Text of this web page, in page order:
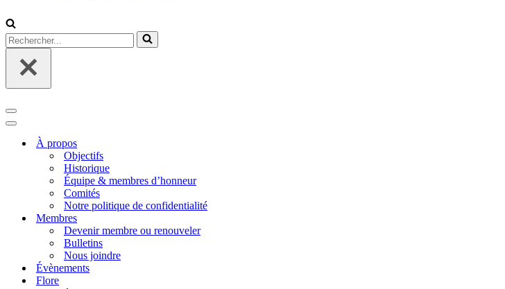
Rechercher...
Menu
de
navigation
Menu
navigationÀ propos
Objectifs
Historique
Équipe & membres d’honneur
Comités
Notre politique de confidentialité
Membres
Devenir membre ou renouveler
Bulletins
Nous joindre
Évènements
Flore